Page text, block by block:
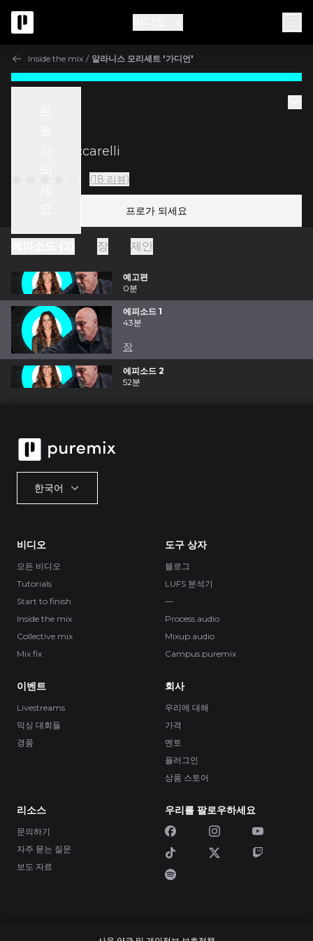
Inside the mix / 알라니스 모리셰트 '가디언'
Joe Chiccarelli
(18 리뷰)
프로가 되세요
장 제안
예고편
0분
에피소드 1
43분
장
에피소드 2
52분
한국어
비디오
모든 비디오
Tutorials
Start to finish
Inside the mix
Collective mix
Mix fix
도구 상자
블로그
LUFS 분석기
—
Process.audio
Mixup.audio
Campus.puremix
이벤트
Livestreams
믹싱 대회들
경품
회사
우리에 대해
가격
멘토
플러그인
상품 스토어
리소스
문의하기
자주 묻는 질문
보도 자료
우리를 팔로우하세요